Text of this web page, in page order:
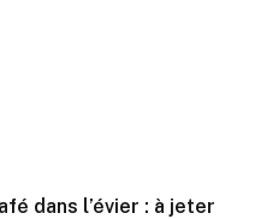
dans l’évier : à jeter